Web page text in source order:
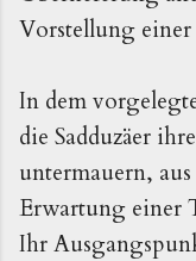
Vorstellung
In dem
die Sadduzäer
untermauern,
Erwartung einer
Ihr